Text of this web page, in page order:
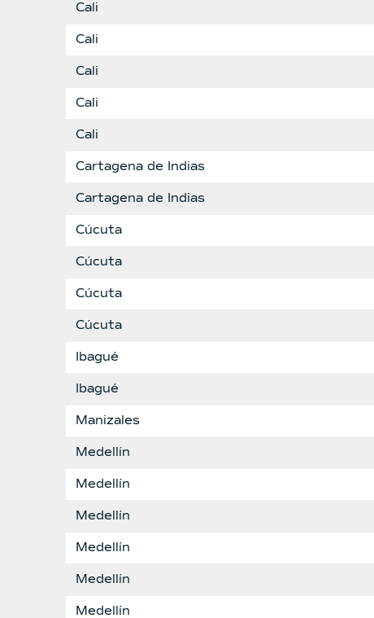
Cali
Cali
Cali
Cali
Cali
Cartagena de Indias
Cartagena de Indias
Cúcuta
Cúcuta
Cúcuta
Cúcuta
Ibagué
Ibagué
Manizales
Medellín
Medellín
Medellín
Medellín
Medellín
Medellín